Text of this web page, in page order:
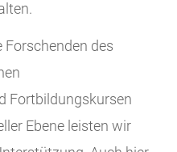
Forschenden des
Fortbildungskursen
Ebene leisten wir